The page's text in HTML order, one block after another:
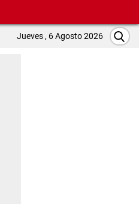
Jueves , 6 Agosto 2026